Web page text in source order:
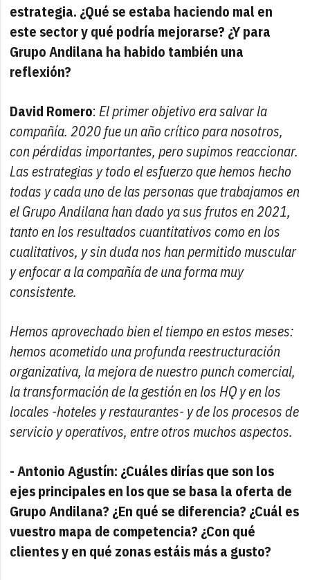
estrategia. ¿Qué se estaba haciendo mal en
este sector y qué podría mejorarse? ¿Y para
Grupo Andilana ha habido también una
reflexión?
David Romero:El primer objetivo era salvar la
compañía. 2020 fue un año crítico para nosotros,
con pérdidas importantes, pero supimos reaccionar.
Las estrategias y todo el esfuerzo que hemos hecho
todas y cada uno de las personas que trabajamos en
el Grupo Andilana han dado ya sus frutos en 2021,
tanto en los resultados cuantitativos como en los
cualitativos, y sin duda nos han permitido muscular
y enfocar a la compañía de una forma muy
consistente.
Hemos aprovechado bien el tiempo en estos meses:
hemos acometido una profunda reestructuración
organizativa, la mejora de nuestro punch comercial,
la transformación de la gestión en los HQ y en los
locales -hoteles y restaurantes- y de los procesos de
servicio y operativos, entre otros muchos aspectos.
- Antonio Agustín: ¿Cuáles dirías que son los
ejes principales en los que se basa la oferta de
Grupo Andilana? ¿En qué se diferencia? ¿Cuál es
vuestro mapa de competencia? ¿Con qué
clientes y en qué zonas estáis más a gusto?